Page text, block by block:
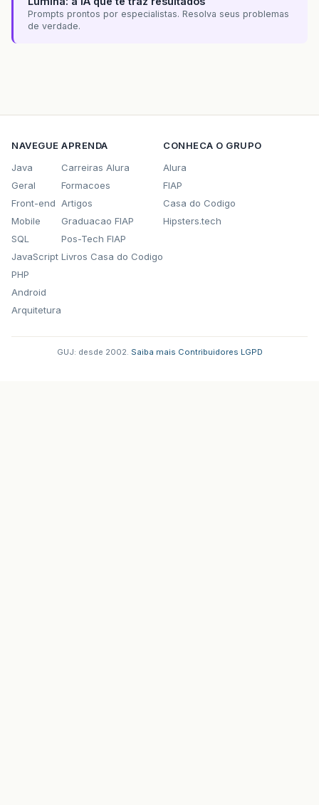
Prompts prontos por especialistas. Resolva seus problemas
de verdade.
NAVEGUE
Java
Geral
Front-end
Mobile
SQL
JavaScript
PHP
Android
Arquitetura
APRENDA
Carreiras Alura
Formacoes
Artigos
Graduacao FIAP
Pos-Tech FIAP
Livros Casa do Codigo
CONHECA O GRUPO
Alura
FIAP
Casa do Codigo
Hipsters.tech
GUJ: desde 2002. Saiba mais Contribuidores LGPD